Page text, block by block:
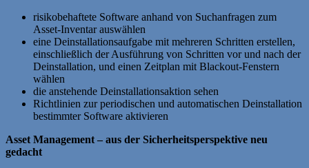
risikobehaftete Software anhand von Suchanfragen zum
Asset-Inventar auswählen
eine Deinstallationsaufgabe mit mehreren Schritten erstellen,
einschließlich der Ausführung von Schritten vor und nach der
Deinstallation, und einen Zeitplan mit Blackout-Fenstern
wählen
die anstehende Deinstallationsaktion sehen
Richtlinien zur periodischen und automatischen Deinstallation
bestimmter Software aktivieren
Asset Management – aus der Sicherheitsperspektive neu
gedacht